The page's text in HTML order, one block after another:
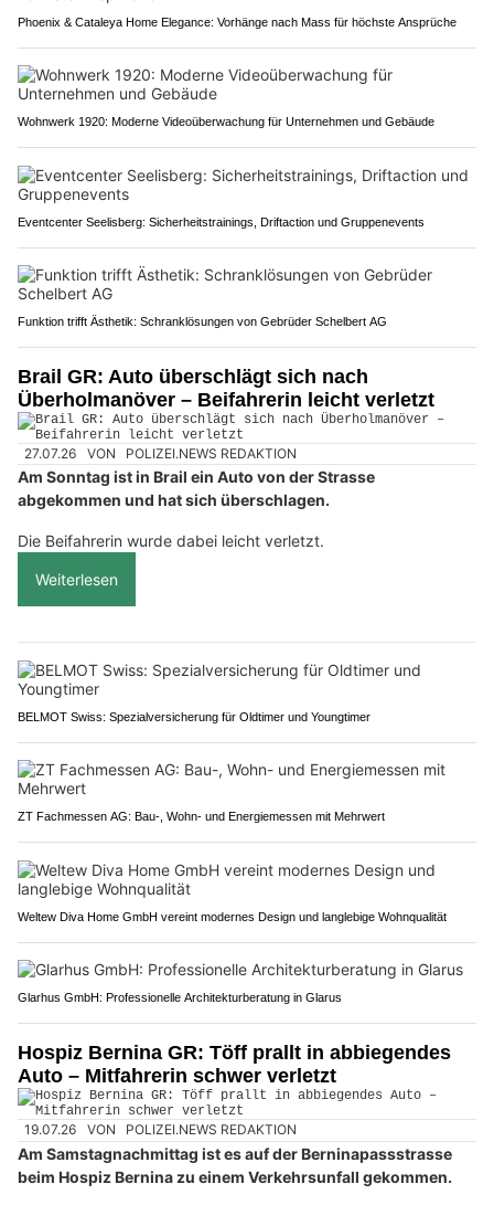
Phoenix & Cataleya Home Elegance: Vorhänge nach Mass für höchste Ansprüche
Wohnwerk 1920: Moderne Videoüberwachung für Unternehmen und Gebäude
Eventcenter Seelisberg: Sicherheitstrainings, Driftaction und Gruppenevents
Funktion trifft Ästhetik: Schranklösungen von Gebrüder Schelbert AG
Brail GR: Auto überschlägt sich nach
Überholmanöver – Beifahrerin leicht verletzt
27.07.26 VON POLIZEI.NEWS REDAKTION
Am Sonntag ist in Brail ein Auto von der Strasse
abgekommen und hat sich überschlagen.
Die Beifahrerin wurde dabei leicht verletzt.
Weiterlesen
BELMOT Swiss: Spezialversicherung für Oldtimer und Youngtimer
ZT Fachmessen AG: Bau-, Wohn- und Energiemessen mit Mehrwert
Weltew Diva Home GmbH vereint modernes Design und langlebige Wohnqualität
Glarhus GmbH: Professionelle Architekturberatung in Glarus
Hospiz Bernina GR: Töff prallt in abbiegendes
Auto – Mitfahrerin schwer verletzt
19.07.26 VON POLIZEI.NEWS REDAKTION
Am Samstagnachmittag ist es auf der Berninapassstrasse
beim Hospiz Bernina zu einem Verkehrsunfall gekommen.